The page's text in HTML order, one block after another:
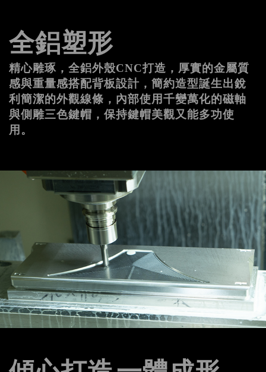
全鋁塑形
精心雕琢，全鋁外殼CNC打造，厚實的金屬質
感與重量感搭配背板設計，簡約造型誕生出銳
利簡潔的外觀線條，內部使用千變萬化的磁軸
與側雕三色鍵帽，保持鍵帽美觀又能多功使
用。